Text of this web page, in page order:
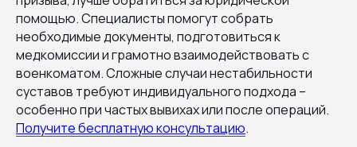
помощью. Специалисты помогут собрать
необходимые документы, подготовиться к
медкомиссии и грамотно взаимодействовать с
военкоматом. Сложные случаи нестабильности
суставов требуют индивидуального подхода –
особенно при частых вывихах или после операций.
Получите бесплатную консультацию.